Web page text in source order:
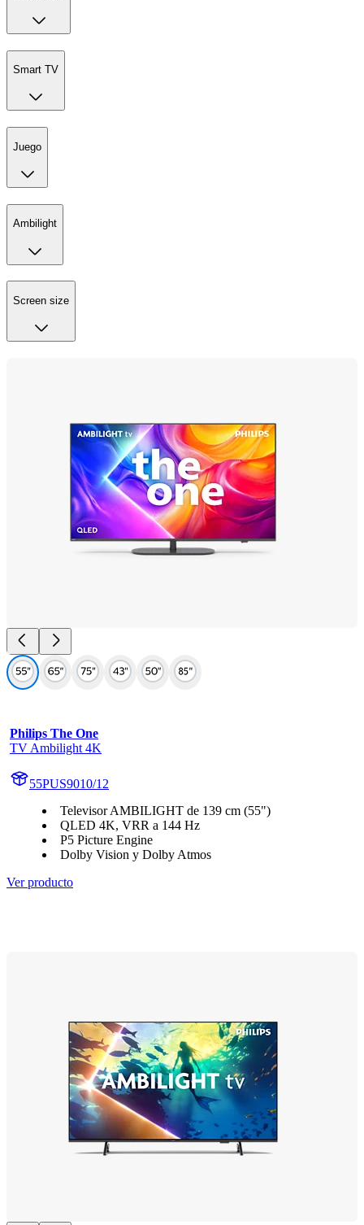
Smart TV
Juego
Ambilight
Screen size
Philips The One
TV Ambilight 4K
55PUS9010/12
Televisor AMBILIGHT de 139 cm (55")
QLED 4K, VRR a 144 Hz
P5 Picture Engine
Dolby Vision y Dolby Atmos
Ver producto